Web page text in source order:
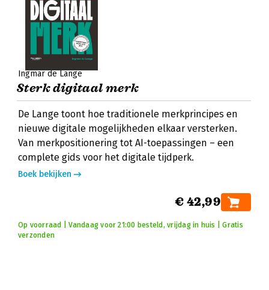
Ingmar de Lange
Sterk digitaal merk
De Lange toont hoe traditionele merkprincipes en
nieuwe digitale mogelijkheden elkaar versterken.
Van merkpositionering tot AI-toepassingen – een
complete gids voor het digitale tijdperk.
Boek bekijken
€ 42,99
Op voorraad | Vandaag voor 21:00 besteld, vrijdag in huis | Gratis
verzonden